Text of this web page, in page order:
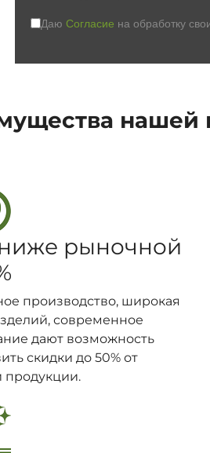
Даю Согласие на обработку
нашей
рыночной
производство, широкая
современное
дают возможность
скидки до 50% от
продукции.